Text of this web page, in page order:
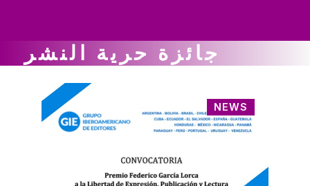
جائزة حرية النشر
NEWS